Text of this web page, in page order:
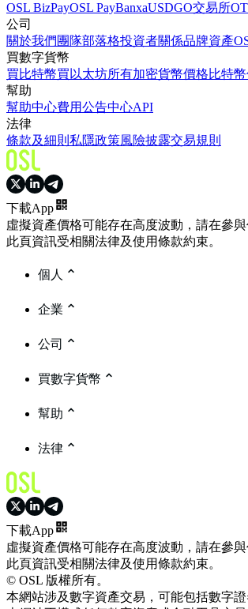
OSL BizPayOSL PayBanxaUSDGO交易所
公司
關於我們 團隊部落格投資者關係品牌資產
買數字貨幣
買比特幣買以太坊所有加密貨幣價格比特
幫助
幫助中心費用公告中心API
法律
條款及細則 私隱政策風險披露交易規則
下載App
虛擬資產價格可能存在高度波動，請在參
此頁資訊受相關法律及使用條款約束。
個人
企業
公司
買數字貨幣
幫助
法律
下載App
虛擬資產價格可能存在高度波動，請在參
此頁資訊受相關法律及使用條款約束。
© OSL 版權所有。
本網站涉及數字資產交易，可能包括數字